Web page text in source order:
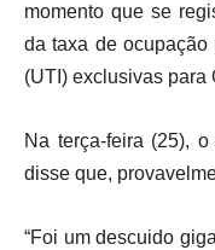
momento que se
da taxa de ocupação
(UTI) exclusivas para
Na terça-feira (25),
disse que,
“Foi um descuido